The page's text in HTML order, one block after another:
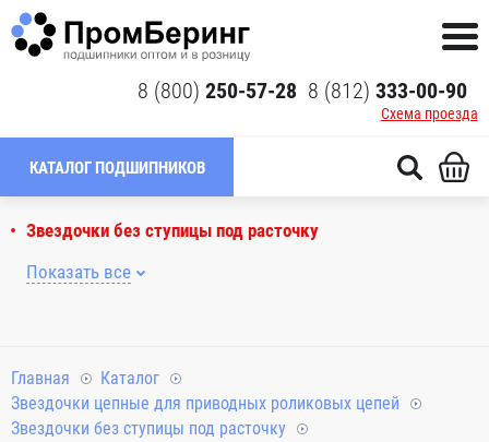
8 (800) 250-57-28 8 (812) 333-00-90
Схема проезда
КАТАЛОГ ПОДШИПНИКОВ
Звездочки без ступицы под расточку
Показать все
Главная
Каталог
Звездочки цепные для приводных роликовых цепей
Звездочки без ступицы под расточку